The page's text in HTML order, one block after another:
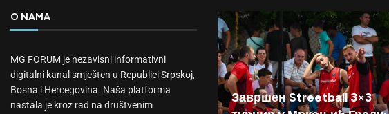
O NAMA
MG FORUM je nezavisni informativni
digitalni kanal smješten u Republici Srpskoj,
Bosna i Hercegovina. Naša platforma
nastala je kroz rad na društvenim
Завршен Streetball 3×3